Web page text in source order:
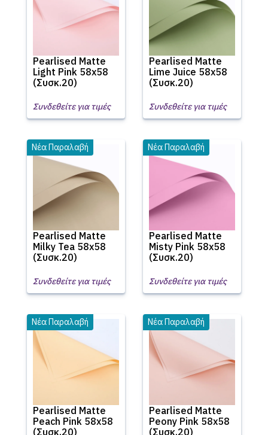
Pearlised Matte
Light Pink 58x58
(Συσκ.20)
Συνδεθείτε για τιμές
Pearlised Matte
Lime Juice 58x58
(Συσκ.20)
Συνδεθείτε για τιμές
Pearlised Matte
Milky Tea 58x58
(Συσκ.20)
Νέα Παραλαβή
Συνδεθείτε για τιμές
Pearlised Matte
Misty Pink 58x58
(Συσκ.20)
Νέα Παραλαβή
Συνδεθείτε για τιμές
Pearlised Matte
Peach Pink 58x58
(Συσκ.20)
Νέα Παραλαβή
Pearlised Matte
Peony Pink 58x58
(Συσκ.20)
Νέα Παραλαβή